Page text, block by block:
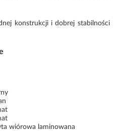
konstrukcji i dobrej stabilności
wiórowa laminowana